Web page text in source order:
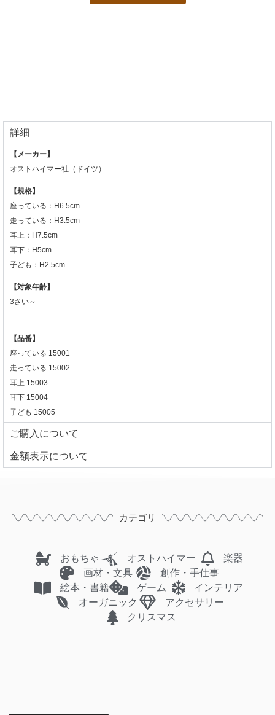
詳細
【メーカー】
オストハイマー社（ドイツ）
【規格】
座っている：H6.5cm
走っている：H3.5cm
耳上：H7.5cm
耳下：H5cm
子ども：H2.5cm
【対象年齢】
3さい～
【品番】
座っている 15001
走っている 15002
耳上 15003
耳下 15004
子ども 15005
ご購入について
⾦額表⽰について
カテゴリ
おもちゃ オストハイマー
楽器
画材・文具
創作・手仕事
絵本・書籍
ゲーム
インテリア
オーガニック
アクセサリー
クリスマス